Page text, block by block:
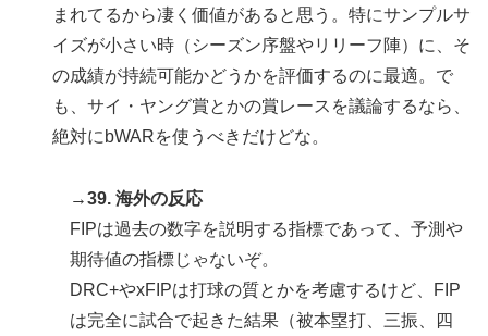
まれてるから凄く価値があると思う。特にサンプルサ
イズが小さい時（シーズン序盤やリリーフ陣）に、そ
の成績が持続可能かどうかを評価するのに最適。で
も、サイ・ヤング賞とかの賞レースを議論するなら、
絶対にbWARを使うべきだけどな。
→39. 海外の反応
FIPは過去の数字を説明する指標であって、予測や
期待値の指標じゃないぞ。
DRC+やxFIPは打球の質とかを考慮するけど、FIP
は完全に試合で起きた結果（被本塁打、三振、四